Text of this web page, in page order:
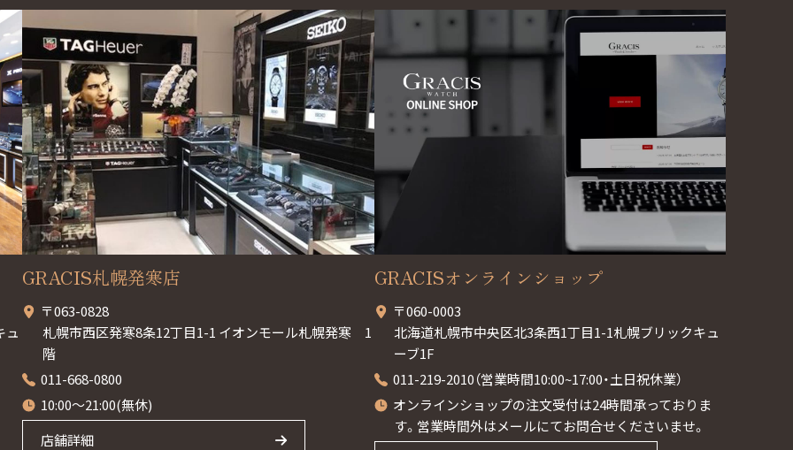
ュ
GRACIS札幌発寒店
〒063-0828
札幌市西区発寒8条12丁目1-1 イオンモール札幌発寒 1
階
011-668-0800
10:00～21:00(無休)
店舗詳細
GRACISオンラインショップ
〒060-0003
北海道札幌市中央区北3条西1丁目1-1札幌ブリックキュ
ーブ1F
011-219-2010（営業時間10:00~17:00・土日祝休業）
オンラインショップの注文受付は24時間承っておりま
す。営業時間外はメールにてお問合せくださいませ。